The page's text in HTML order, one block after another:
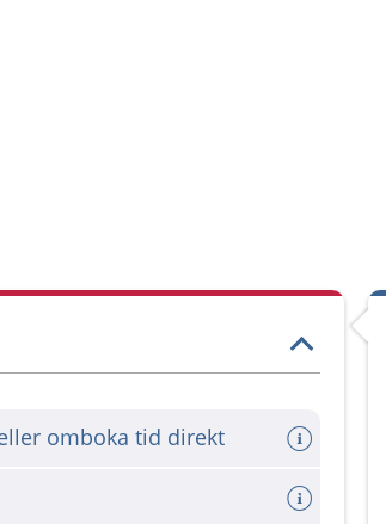
omboka tid direkt